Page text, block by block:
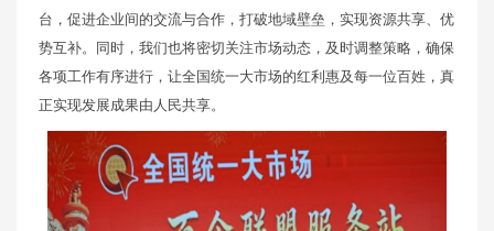
台，促进企业间的交流与合作，打破地域壁垒，实现资源共享、优
势互补。同时，我们也将密切关注市场动态，及时调整策略，确保
各项工作有序进行，让全国统一大市场的红利惠及每一位百姓，真
正实现发展成果由人民共享。